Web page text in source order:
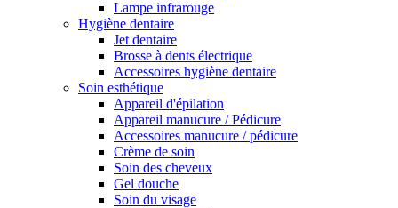
Lampe infrarouge
Hygiène dentaire
Jet dentaire
Brosse à dents électrique
Accessoires hygiène dentaire
Soin esthétique
Appareil d'épilation
Appareil manucure / Pédicure
Accessoires manucure / pédicure
Crème de soin
Soin des cheveux
Gel douche
Soin du visage